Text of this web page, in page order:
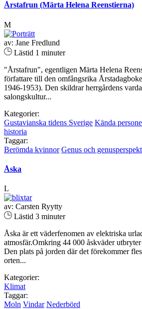
Årstafrun (Märta Helena Reenstierna)
M
av: Jane Fredlund
Lästid 1 minuter
"Årstafrun", egentligen Märta Helena
författare till den omfångsrika
1946-1953). Den skildrar herrgårdens
salongskultur...
Kategorier:
Gustavianska tidens Sverige Kända
historia
Taggar:
Berömda kvinnor Genus och
Åska
L
av: Carsten Ryytty
Lästid 3 minuter
Åska är ett väderfenomen av elektriska
atmosfär.Omkring 44 000 åskväder
Den plats på jorden där det förekommer
orten...
Kategorier:
Klimat
Taggar:
Moln Vindar Nederbörd